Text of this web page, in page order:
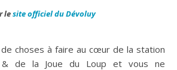
lesite officiel du Dévoluy
choses à faire au cœur de la station
& de la Joue du Loup et vous ne